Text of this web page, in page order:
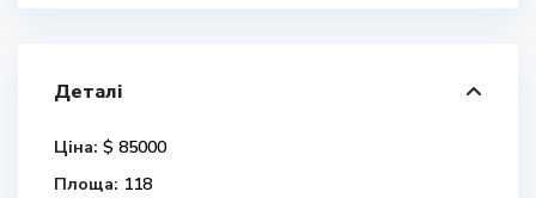
Деталі
Ціна: $ 85000
Площа: 118